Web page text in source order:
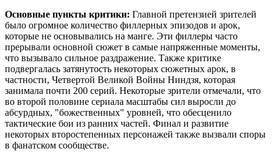
Основные пункты критики: Главной претензией зрителей
было огромное количество филлерных эпизодов и арок,
которые не основывались на манге. Эти филлеры часто
прерывали основной сюжет в самые напряженные моменты,
что вызывало сильное раздражение. Также критике
подвергалась затянутость некоторых сюжетных арок, в
частности, Четвертой Великой Войны Ниндзя, которая
занимала почти 200 серий. Некоторые зрители отмечали, что
во второй половине сериала масштабы сил выросли до
абсурдных, "божественных" уровней, что обесценило
тактические бои из ранних частей. Финал и развитие
некоторых второстепенных персонажей также вызвали споры
в фанатском сообществе.